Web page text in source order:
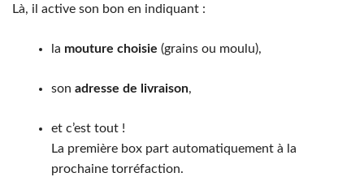
Là, il active son bon en indiquant :
la mouture choisie (grains ou moulu),
son adresse de livraison,
et c’est tout !
La première box part automatiquement à la
prochaine torréfaction.